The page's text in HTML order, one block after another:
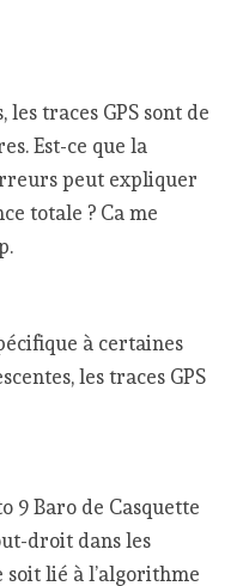
traces GPS sont de
Est-ce que la
peut expliquer
totale ? Ca me
à certaines
les traces GPS
9 Baro de Casquette
droit dans les
soit lié à l’algorithme